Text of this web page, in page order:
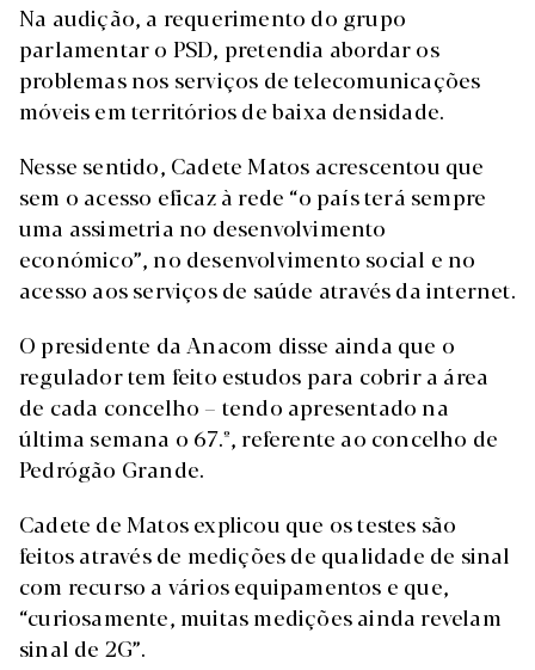
Na audição, a requerimento do grupo
parlamentar o PSD, pretendia abordar os
problemas nos serviços de telecomunicações
móveis em territórios de baixa densidade.
Nesse sentido, Cadete Matos acrescentou que
sem o acesso eficaz à rede “o país terá sempre
uma assimetria no desenvolvimento
económico”, no desenvolvimento social e no
acesso aos serviços de saúde através da internet.
O presidente da Anacom disse ainda que o
regulador tem feito estudos para cobrir a área
de cada concelho – tendo apresentado na
última semana o 67.º, referente ao concelho de
Pedrógão Grande.
Cadete de Matos explicou que os testes são
feitos através de medições de qualidade de sinal
com recurso a vários equipamentos e que,
“curiosamente, muitas medições ainda revelam
sinal de 2G”.